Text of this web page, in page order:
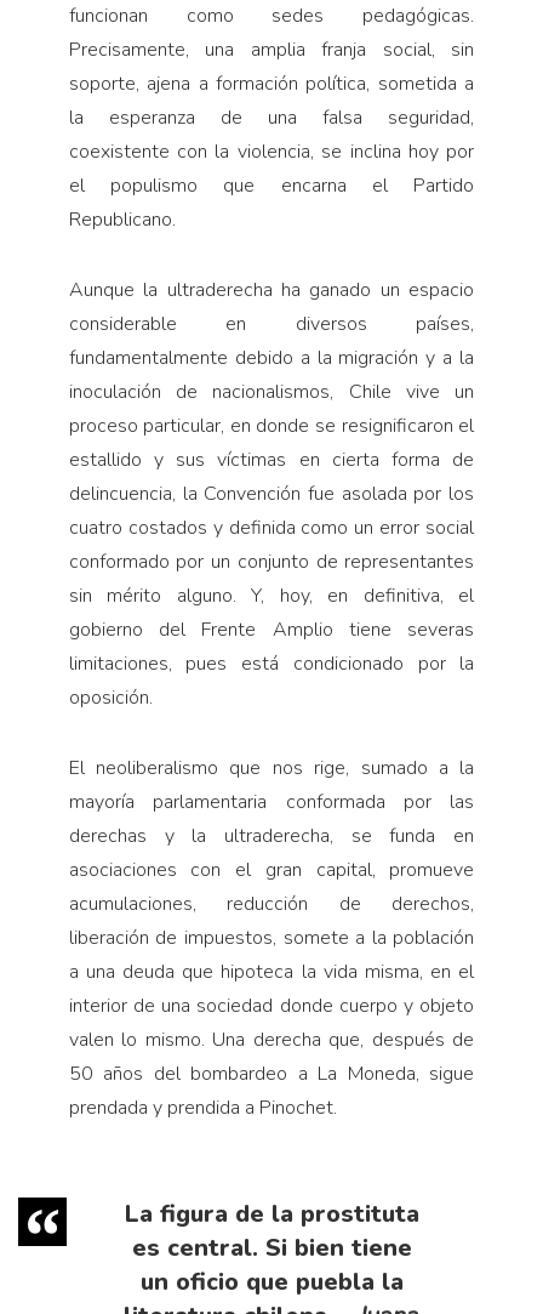
funcionan como sedes pedagógicas.
Precisamente, una amplia franja social, sin
soporte, ajena a formación política, sometida a
la esperanza de una falsa seguridad,
coexistente con la violencia, se inclina hoy por
el populismo que encarna el Partido
Republicano.
Aunque la ultraderecha ha ganado un espacio
considerable en diversos países,
fundamentalmente debido a la migración y a la
inoculación de nacionalismos, Chile vive un
proceso particular, en donde se resignificaron el
estallido y sus víctimas en cierta forma de
delincuencia, la Convención fue asolada por los
cuatro costados y definida como un error social
conformado por un conjunto de representantes
sin mérito alguno. Y, hoy, en definitiva, el
gobierno del Frente Amplio tiene severas
limitaciones, pues está condicionado por la
oposición.
El neoliberalismo que nos rige, sumado a la
mayoría parlamentaria conformada por las
derechas y la ultraderecha, se funda en
asociaciones con el gran capital, promueve
acumulaciones, reducción de derechos,
liberación de impuestos, somete a la población
a una deuda que hipoteca la vida misma, en el
interior de una sociedad donde cuerpo y objeto
valen lo mismo. Una derecha que, después de
50 años del bombardeo a La Moneda, sigue
prendada y prendida a Pinochet.
La figura de la prostituta
es central. Si bien tiene
un oficio que puebla la